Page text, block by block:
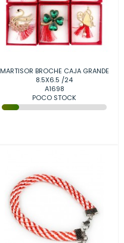
MARTISOR BROCHE CAJA GRANDE
8.5X6.5 /24
A1698
POCO STOCK